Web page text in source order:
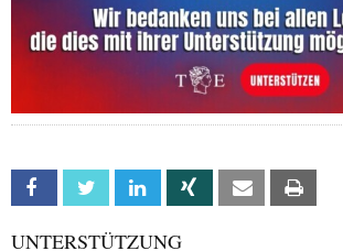
Facebook Twitter Linkedin Xing Email
UNTERSTÜTZUNG